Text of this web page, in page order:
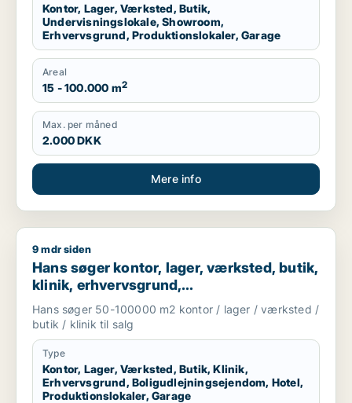
Kontor, Lager, Værksted, Butik,
Undervisningslokale, Showroom,
Erhvervsgrund, Produktionslokaler, Garage
Areal
15 - 100.000 m2
Max. per måned
2.000 DKK
Mere info
Hans søger kontor, lager, værksted, butik, klinik,
9 mdr siden
Hans søger kontor, lager, værksted, butik,
klinik, erhvervsgrund,
boligudlejningsejendom, hotel,
produktionslokaler eller garage til salg i
Region Sjælland
Hans søger 50-100000 m2 kontor / lager / værksted /
butik / klinik til salg
Type
Kontor, Lager, Værksted, Butik, Klinik,
Erhvervsgrund, Boligudlejningsejendom, Hotel,
Produktionslokaler, Garage